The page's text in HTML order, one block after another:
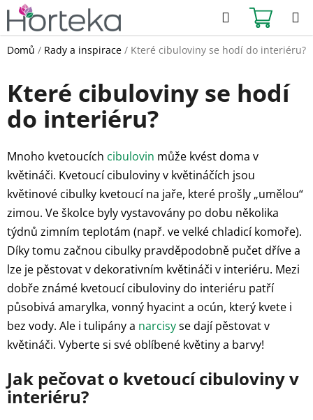
Přejít
na
obsah
Hledat
KOŠÍK
Domů / Rady a inspirace / Které cibuloviny se hodí do interiéru?
Které cibuloviny se hodí
do interiéru?
Mnoho kvetoucích cibulovin může kvést doma v
květináči. Kvetoucí cibuloviny v květináčích jsou
květinové cibulky kvetoucí na jaře, které prošly „umělou“
zimou. Ve školce byly vystavovány po dobu několika
týdnů zimním teplotám (např. ve velké chladicí komoře).
Díky tomu začnou cibulky pravděpodobně pučet dříve a
lze je pěstovat v dekorativním květináči v interiéru. Mezi
dobře známé kvetoucí cibuloviny do interiéru patří
působivá amarylka, vonný hyacint a ocún, který kvete i
bez vody. Ale i tulipány a narcisyse dají pěstovat v
květináči. Vyberte si své oblíbené květiny a barvy!
Jak pečovat o kvetoucí cibuloviny v
interiéru?